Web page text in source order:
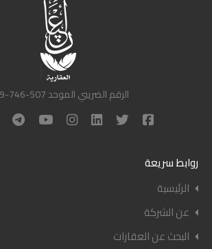
الرقم الضريبي الموحد 507-746-699
روابط سريعة
الرئيسية
عن الشركة
البحث عن العقارات